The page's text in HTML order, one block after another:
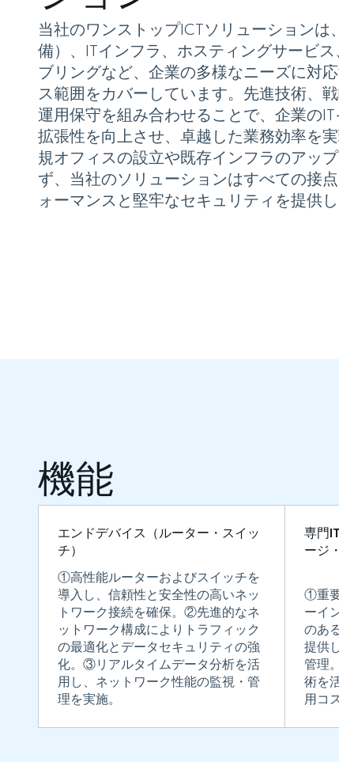
当社のワンストップICTソリューションは
備）、ITインフラ、ホスティングサービ
ブリングなど、企業の多様なニーズに対
ス範囲をカバーしています。先進技術、
運用保守を組み合わせることで、企業のIT
拡張性を向上させ、卓越した業務効率を
規オフィスの設立や既存インフラのアッ
ず、当社のソリューションはすべての接
ォーマンスと堅牢なセキュリティを提供し
機能
エンドデバイス（ルーター・スイッ
チ）
①高性能ルーターおよびスイッチを
導入し、信頼性と安全性の高いネッ
トワーク接続を確保。②先進的なネ
ットワーク構成によりトラフィック
の最適化とデータセキュリティの強
化。③リアルタイムデータ分析を活
用し、ネットワーク性能の監視・管
理を実施。
専門
ージ
①重
ーイ
のあ
提供
管理
術を
用コ